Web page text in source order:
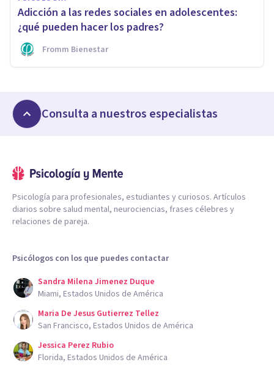
Adicción a las redes sociales en adolescentes:
¿qué pueden hacer los padres?
Fromm Bienestar
Consulta a nuestros especialistas
Psicología para profesionales, estudiantes y curiosos. Artículos
diarios sobre salud mental, neurociencias, frases célebres y
relaciones de pareja.
Psicólogos con los que puedes contactar
Sandra Milena Jimenez Duque
Miami, Estados Unidos de América
Maria De Jesus Gutierrez Tellez
San Francisco, Estados Unidos de América
Jessica Perez Rubio
Florida, Estados Unidos de América